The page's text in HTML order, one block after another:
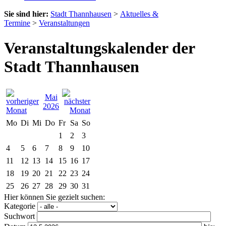
Sie sind hier: Stadt Thannhausen > Aktuelles &
Termine > Veranstaltungen
Veranstaltungskalender der
Stadt Thannhausen
Mai
2026
Mo Di Mi Do Fr Sa So
1
2
3
4
5 6 7 8 9
10
11
12 13 14 15 16 17
18
19 20 21 22 23 24
25
26 27 28 29 30 31
Hier können Sie gezielt suchen:
Kategorie
Suchwort